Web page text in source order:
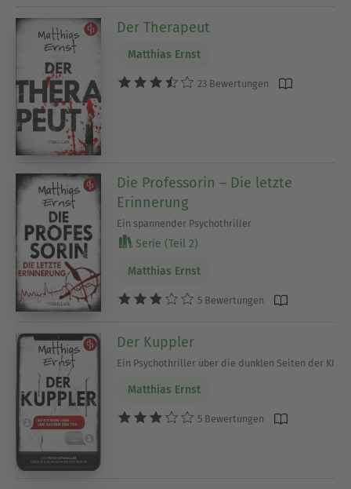
Der Therapeut
Matthias Ernst
23 Bewertungen
Die Professorin – Die letzte
Erinnerung
Ein spannender Psychothriller
Serie (Teil 2)
Matthias Ernst
5 Bewertungen
Der Kuppler
Ein Psychothriller über die dunklen Seiten der KI
Matthias Ernst
5 Bewertungen